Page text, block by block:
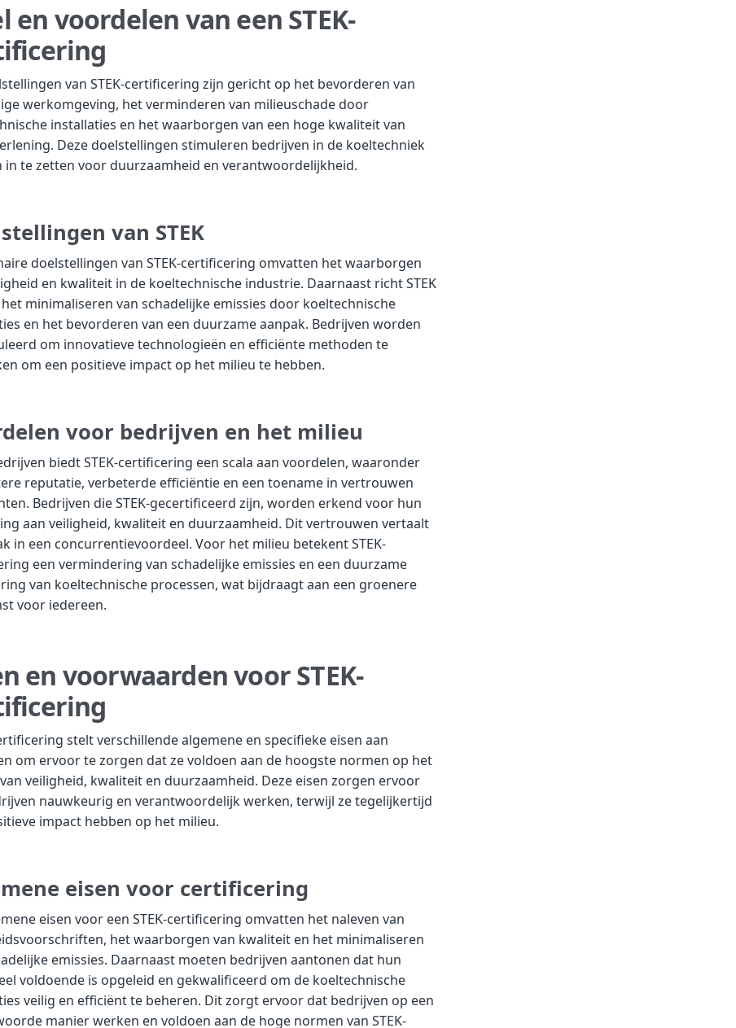
en voordelen van een STEK-
van STEK-certificering zijn gericht op het bevorderen van
werkomgeving, het verminderen van milieuschade door
installaties en het waarborgen van een hoge kwaliteit van
Deze doelstellingen stimuleren bedrijven in de koeltechniek
in te zetten voor duurzaamheid en verantwoordelijkheid.
van STEK
doelstellingen van STEK-certificering omvatten het waarborgen
en kwaliteit in de koeltechnische industrie. Daarnaast richt STEK
minimaliseren van schadelijke emissies door koeltechnische
en het bevorderen van een duurzame aanpak. Bedrijven worden
om innovatieve technologieën en efficiënte methoden te
om een positieve impact op het milieu te hebben.
voor bedrijven en het milieu
biedt STEK-certificering een scala aan voordelen, waaronder
reputatie, verbeterde efficiëntie en een toename in vertrouwen
Bedrijven die STEK-gecertificeerd zijn, worden erkend voor hun
aan veiligheid, kwaliteit en duurzaamheid. Dit vertrouwen vertaalt
in een concurrentievoordeel. Voor het milieu betekent STEK-
een vermindering van schadelijke emissies en een duurzame
van koeltechnische processen, wat bijdraagt aan een groenere
voor iedereen.
en voorwaarden voor STEK-
stelt verschillende algemene en specifieke eisen aan
om ervoor te zorgen dat ze voldoen aan de hoogste normen op het
veiligheid, kwaliteit en duurzaamheid. Deze eisen zorgen ervoor
nauwkeurig en verantwoordelijk werken, terwijl ze tegelijkertijd
impact hebben op het milieu.
eisen voor certificering
eisen voor een STEK-certificering omvatten het naleven van
het waarborgen van kwaliteit en het minimaliseren
emissies. Daarnaast moeten bedrijven aantonen dat hun
voldoende is opgeleid en gekwalificeerd om de koeltechnische
veilig en efficiënt te beheren. Dit zorgt ervoor dat bedrijven op een
manier werken en voldoen aan de hoge normen van STEK-